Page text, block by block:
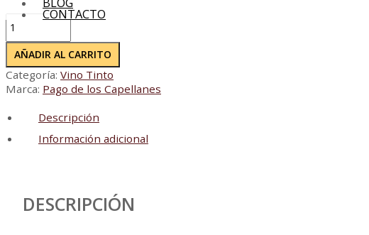
CONTACTO
Pago
de
los
Capellanes
Reserva
2021
de
cantidad
AÑADIR AL CARRITO
Categoría: Vino Tinto
Marca: Pago de los Capellanes
Descripción
Información adicional
DESCRIPCIÓN